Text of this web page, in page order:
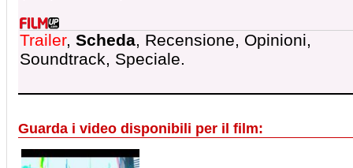
Trailer, Scheda, Recensione, Opinioni,
Soundtrack, Speciale.
Guarda i video disponibili per il film: